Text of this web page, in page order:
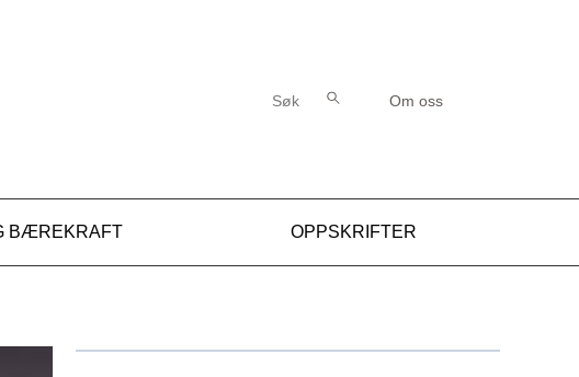
OG OST
Søk etter:
Søk Om oss
BÆREKRAFT OPPSKRIFTER